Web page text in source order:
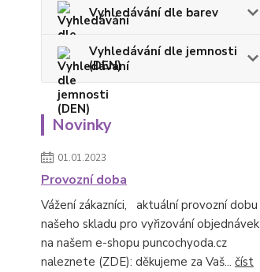
Vyhledávání dle barev
Vyhledávání dle jemnosti
(DEN)
Novinky
01.01.2023
Provozní doba
Vážení zákazníci, aktuální provozní dobu
našeho skladu pro vyřizování objednávek
na našem e-shopu puncochyoda.cz
naleznete (ZDE): děkujeme za Vaš... číst